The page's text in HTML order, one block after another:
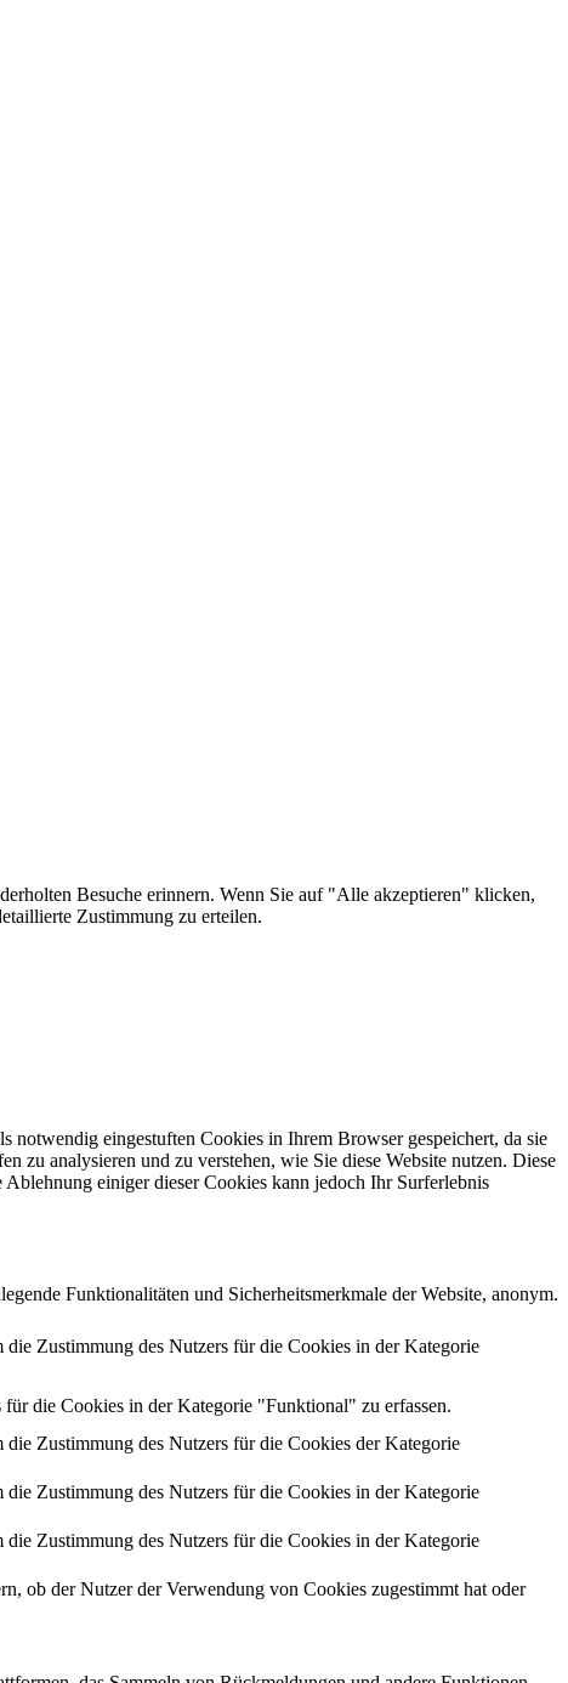
Besuche erinnern. Wenn Sie auf "Alle akzeptieren" klicken,
Zustimmung zu erteilen.
notwendig eingestuften Cookies in Ihrem Browser gespeichert, da sie
zu analysieren und zu verstehen, wie Sie diese Website nutzen. Diese
einiger dieser Cookies kann jedoch Ihr Surferlebnis
Funktionalitäten und Sicherheitsmerkmale der Website, anonym.
Zustimmung des Nutzers für die Cookies in der Kategorie
die Cookies in der Kategorie "Funktional" zu erfassen.
Zustimmung des Nutzers für die Cookies der Kategorie
Zustimmung des Nutzers für die Cookies in der Kategorie
Zustimmung des Nutzers für die Cookies in der Kategorie
ob der Nutzer der Verwendung von Cookies zugestimmt hat oder